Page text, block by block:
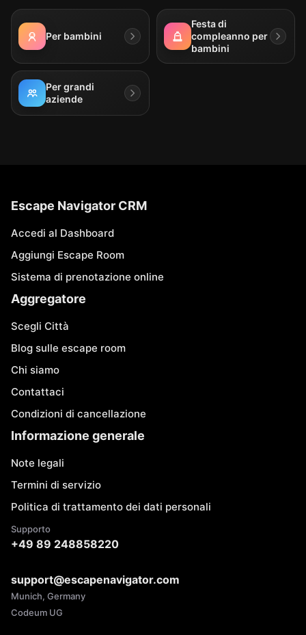
Per bambini
Festa di
compleanno per
bambini
Per grandi
aziende
Escape Navigator CRM
Accedi al Dashboard
Aggiungi Escape Room
Sistema di prenotazione online
Aggregatore
Scegli Città
Blog sulle escape room
Chi siamo
Contattaci
Condizioni di cancellazione
Informazione generale
Note legali
Termini di servizio
Politica di trattamento dei dati personali
Supporto
+49 89 248858220
support@escapenavigator.com
Munich, Germany
Codeum UG